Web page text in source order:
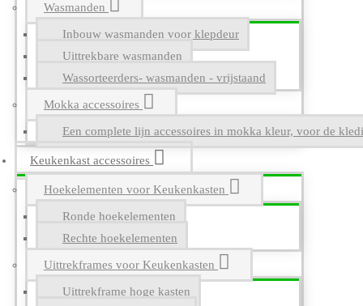
Wasmanden
Inbouw wasmanden voor klepdeur
Uittrekbare wasmanden
Wassorteerders- wasmanden - vrijstaand
Mokka accessoires
Een complete lijn accessoires in mokka kleur, voor de
Keukenkast accessoires
Hoekelementen voor Keukenkasten
Ronde hoekelementen
Rechte hoekelementen
Uittrekframes voor Keukenkasten
Uittrekframe hoge kasten